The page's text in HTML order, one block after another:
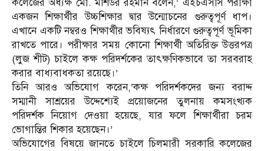
কলেজের অধ্যক্ষ মো. মশিউর রহমান বলেন,‘ এইচএসসি পরীক্ষা
একজন শিক্ষার্থীর উচ্চশিক্ষার দ্বার উন্মোচনের গুরুত্বপূর্ণ ধাপ।
এখানে একটি নম্বরও শিক্ষার্থীর ভবিষ্যৎ নির্ধারণে গুরুত্বপূর্ণ ভূমিকা
রাখতে পারে। পরীক্ষার সময় কোনো শিক্ষার্থী অতিরিক্ত উত্তরপত্র
(লুজ শীট) চাইলে কক্ষ পরিদর্শকের তাৎক্ষণিকভাবে তা সরবরাহ
করার বাধ্যবাধকতা রয়েছে।’
তিনি আরও অভিযোগ করেন,‘কক্ষ পরিদর্শকদের জন্য বরাদ্দ
সম্মানী সাশ্রয়ের উদ্দেশ্যেই প্রয়োজনের তুলনায় কমসংখ্যক
পরিদর্শক নিয়োগ দেওয়া হয়েছে, যার ফলে শিক্ষার্থীরা চরম
ভোগান্তির শিকার হয়েছেন।’
অভিযোগের বিষয়ে জানতে চাইলে চিলমারী সরকারি কলেজের